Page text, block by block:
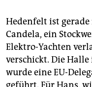
Hedenfelt ist gerade
Candela, ein
Elektro-Yachten
verschickt. Die
wurde eine EU-
geführt. Für Hans,